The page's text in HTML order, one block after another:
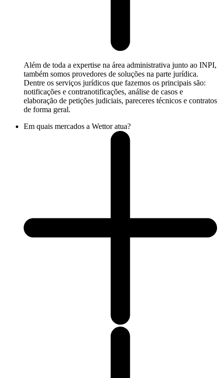
Além de toda a expertise na área administrativa junto ao INPI,
também somos provedores de soluções na parte jurídica.
Dentre os serviços jurídicos que fazemos os principais são:
notificações e contranotificações, análise de casos e
elaboração de petições judiciais, pareceres técnicos e contratos
de forma geral.
Em quais mercados a Wettor atua?